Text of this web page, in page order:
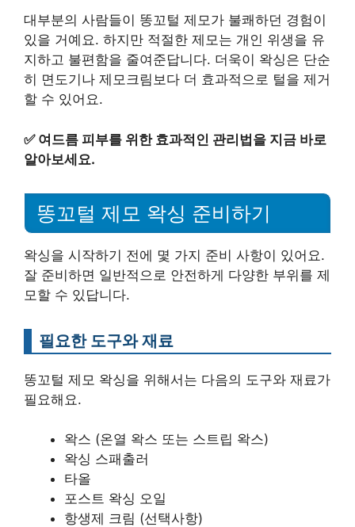
대부분의 사람들이 똥꼬털 제모가 불쾌하던 경험이
있을 거예요. 하지만 적절한 제모는 개인 위생을 유
지하고 불편함을 줄여준답니다. 더욱이 왁싱은 단순
히 면도기나 제모크림보다 더 효과적으로 털을 제거
할 수 있어요.
✅ 여드름 피부를 위한 효과적인 관리법을 지금 바로
알아보세요.
똥꼬털 제모 왁싱 준비하기
왁싱을 시작하기 전에 몇 가지 준비 사항이 있어요.
잘 준비하면 일반적으로 안전하게 다양한 부위를 제
모할 수 있답니다.
필요한 도구와 재료
똥꼬털 제모 왁싱을 위해서는 다음의 도구와 재료가
필요해요.
왁스 (온열 왁스 또는 스트립 왁스)
왁싱 스패출러
타올
포스트 왁싱 오일
항생제 크림 (선택사항)